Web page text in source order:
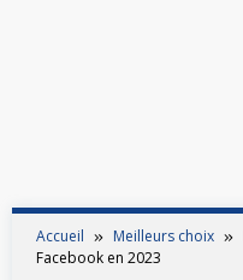
Accueil Meilleurs choix
Facebook en 2023